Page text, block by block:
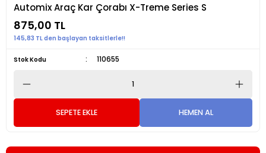
Automix Araç Kar Çorabı X-Treme Series S
875,00 TL
145,83 TL den başlayan taksitlerle!!
Stok Kodu 110655
SEPETE EKLE HEMEN AL